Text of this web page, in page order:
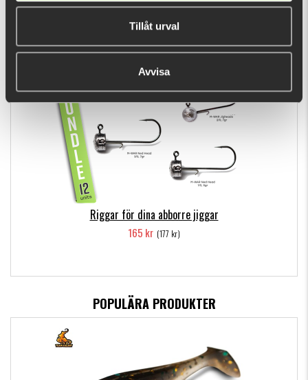
Tillåt urval
Avvisa
455 kr (515 kr)
DU TITTADE NYLIGEN PÅ
Riggar för dina abborre jiggar
165 kr (177 kr)
POPULÄRA PRODUKTER